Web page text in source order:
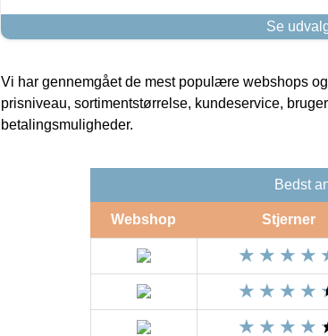
Se
Vi har gennemgået de mest populære webshops
prisniveau, sortimentstørrelse, kundeservice,
betalingsmuligheder.
Bedst
Webshop Stjerner